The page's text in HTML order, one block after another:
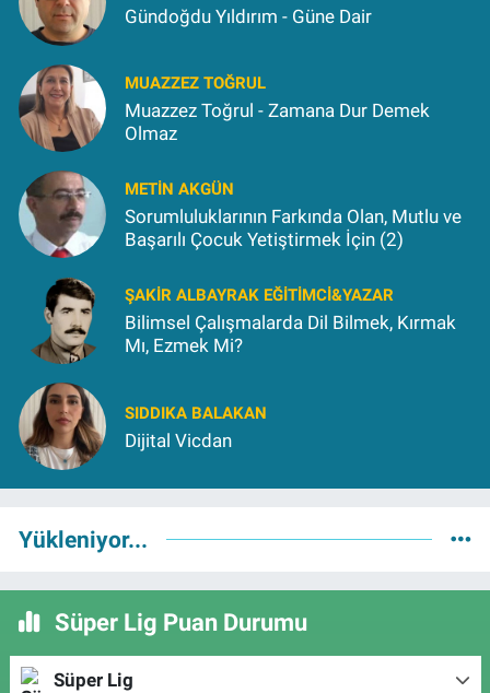
Gündoğdu Yıldırım - Güne Dair
MUAZZEZ TOĞRUL
Muazzez Toğrul - Zamana Dur Demek
Olmaz
METIN AKGÜN
Sorumluluklarının Farkında Olan, Mutlu ve
Başarılı Çocuk Yetiştirmek İçin (2)
ŞAKIR ALBAYRAK EĞITIMCI&YAZAR
Bilimsel Çalışmalarda Dil Bilmek, Kırmak
Mı, Ezmek Mi?
SIDDIKA BALAKAN
Dijital Vicdan
Yükleniyor...
Süper Lig Puan Durumu
Süper Lig